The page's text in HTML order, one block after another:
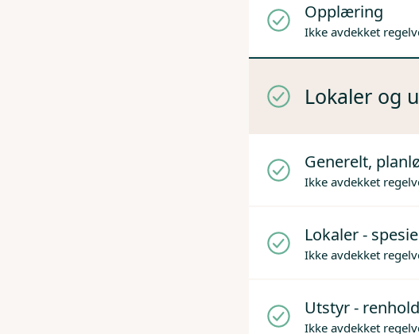
Opplæring
Ikke avdekket
Lokaler og
Generelt,
Ikke avdekket
Lokaler -
Ikke avdekket
Utstyr - renhold
Ikke avdekket